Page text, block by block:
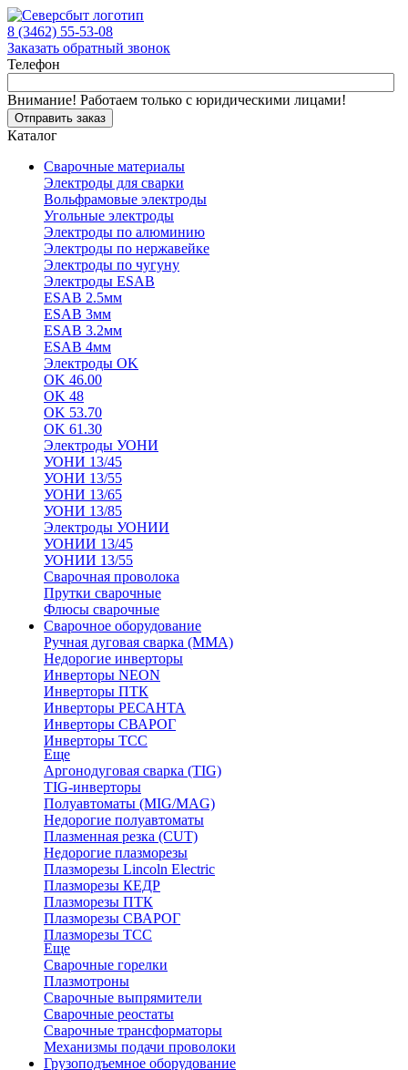
8 (3462) 55-53-08
Заказать обратный звонок
Телефон
Внимание! Работаем только с юридическими лицами!
Отправить заказ
Каталог
Сварочные материалы
Электроды для сварки
Вольфрамовые электроды
Угольные электроды
Электроды по алюминию
Электроды по нержавейке
Электроды по чугуну
Электроды ESAB
ESAB 2.5мм
ESAB 3мм
ESAB 3.2мм
ESAB 4мм
Электроды OK
OK 46.00
OK 48
OK 53.70
OK 61.30
Электроды УОНИ
УОНИ 13/45
УОНИ 13/55
УОНИ 13/65
УОНИ 13/85
Электроды УОНИИ
УОНИИ 13/45
УОНИИ 13/55
Сварочная проволока
Прутки сварочные
Флюсы сварочные
Сварочное оборудование
Ручная дуговая сварка (MMA)
Недорогие инверторы
Инверторы NEON
Инверторы ПТК
Инверторы РЕСАНТА
Инверторы СВАРОГ
Инверторы ТСС
Еще
Аргонодуговая сварка (TIG)
TIG-инверторы
Полуавтоматы (MIG/MAG)
Недорогие полуавтоматы
Плазменная резка (CUT)
Недорогие плазморезы
Плазморезы Lincoln Electric
Плазморезы КЕДР
Плазморезы ПТК
Плазморезы СВАРОГ
Плазморезы ТСС
Еще
Сварочные горелки
Плазмотроны
Сварочные выпрямители
Сварочные реостаты
Сварочные трансформаторы
Механизмы подачи проволоки
Грузоподъемное оборудование